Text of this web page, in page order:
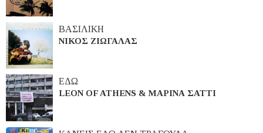
ΒΑΣΙΛΙΚΗ
ΝΙΚΟΣ ΖΙΩΓΑΛΑΣ
ΕΔΩ
LEON OF ATHENS & ΜΑΡΙΝΑ ΣΑΤΤΙ